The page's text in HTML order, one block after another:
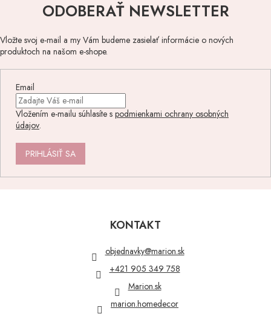
ODOBERAŤ NEWSLETTER
Vložte svoj e-mail a my Vám budeme zasielať informácie o nových
produktoch na našom e-shope.
Email
Vložením e-mailu súhlasíte s podmienkami ochrany osobných
údajov.
PRIHLÁSIŤ SA
KONTAKT
objednavky@marion.sk
+421 905 349 758
Marion.sk
marion.homedecor